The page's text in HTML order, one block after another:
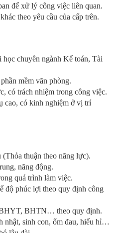
để xử lý công việc liên quan.
theo yêu cầu của cấp trên.
chuyên ngành Kế toán, Tài
mềm văn phòng.
có trách nhiệm trong công việc.
cao, có kinh nghiệm ở vị trí
thuận theo năng lực).
năng động.
quá trình làm việc.
độ phúc lợi theo quy định công
BHTN… theo quy định.
nhật, sinh con, ốm đau, hiếu hỉ…